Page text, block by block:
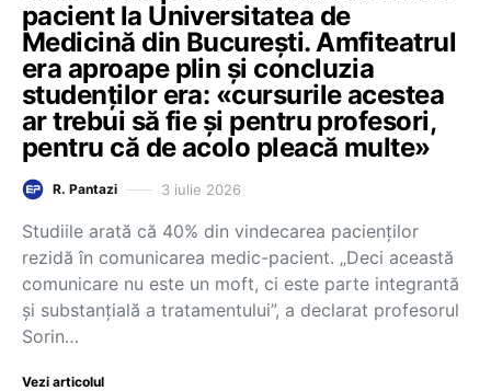
pacient la Universitatea de
Medicină din București. Amfiteatrul
era aproape plin și concluzia
studenților era: «cursurile acestea
ar trebui să fie și pentru profesori,
pentru că de acolo pleacă multe»
R. Pantazi 3 iulie 2026
Studiile arată că 40% din vindecarea pacienților
rezidă în comunicarea medic-pacient. „Deci această
comunicare nu este un moft, ci este parte integrantă
și substanțială a tratamentului”, a declarat profesorul
Sorin…
Vezi articolul